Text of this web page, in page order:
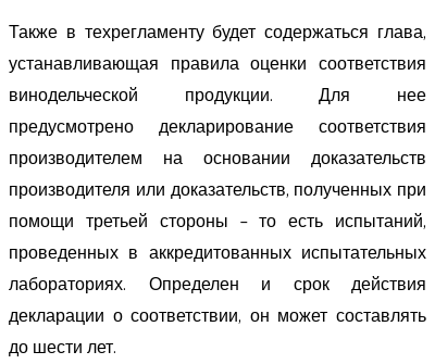
Также в техрегламенту будет содержаться глава,
устанавливающая правила оценки соответствия
винодельческой продукции. Для нее
предусмотрено декларирование соответствия
производителем на основании доказательств
производителя или доказательств, полученных при
помощи третьей стороны – то есть испытаний,
проведенных в аккредитованных испытательных
лабораториях. Определен и срок действия
декларации о соответствии, он может составлять
до шести лет.